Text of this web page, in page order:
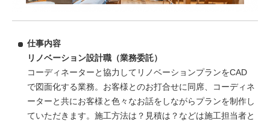
仕事内容
リノベーション設計職（業務委託）
コーディネーターと協力してリノベーションプランをCAD
で図面化する業務。お客様とのお打合せに同席、コーディネ
ーターと共にお客様と色々なお話をしながらプランを制作し
ていただきます。施工方法は？見積は？などは施工担当者と